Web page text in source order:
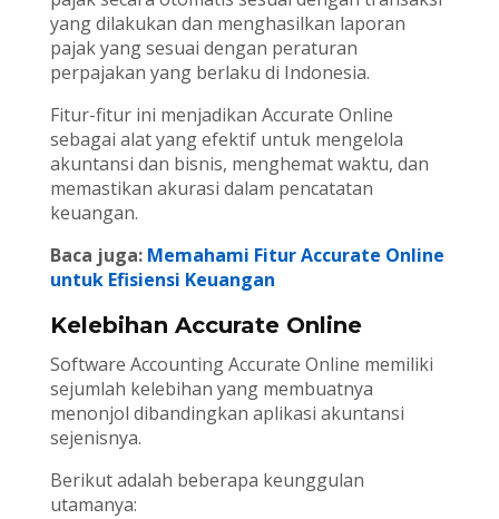
yang dilakukan dan menghasilkan laporan
pajak yang sesuai dengan peraturan
perpajakan yang berlaku di Indonesia.
Fitur-fitur ini menjadikan Accurate Online
sebagai alat yang efektif untuk mengelola
akuntansi dan bisnis, menghemat waktu, dan
memastikan akurasi dalam pencatatan
keuangan.
Baca juga: Memahami Fitur Accurate Online
untuk Efisiensi Keuangan
Kelebihan Accurate Online
Software Accounting Accurate Online memiliki
sejumlah kelebihan yang membuatnya
menonjol dibandingkan aplikasi akuntansi
sejenisnya.
Berikut adalah beberapa keunggulan
utamanya: